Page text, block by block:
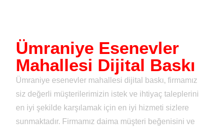
Ümraniye Esenevler
Mahallesi Dijital Baskı
Ümraniye esenevler mahallesi dijital baskı, firmamız
siz değerli müşterilerimizin istek ve ihtiyaç taleplerini
en iyi şekilde karşılamak için en iyi hizmeti sizlere
sunmaktadır. Firmamız daima müşteri beğenisini ve